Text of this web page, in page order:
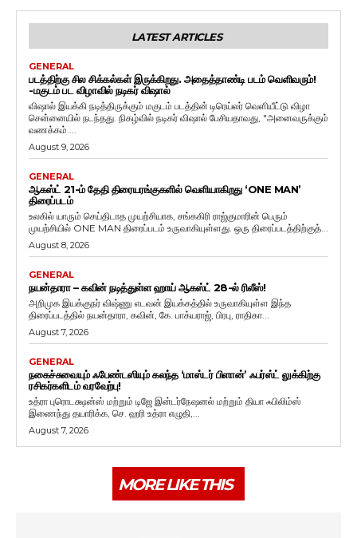
LATEST ARTICLES
GENERAL
படத்திற்கு சில சிக்கல்கள் இருக்கிறது. அதைத்தாண்டி படம் வெளிவரும்!
-மகுடம் பட விழாவில் நடிகர் விஷால்
விஷால் இயக்கி நடித்திருக்கும் மகுடம் படத்தின் டிரெய்லர் வெளியீட்டு விழா
சென்னையில் நடந்தது. நிகழ்வில் நடிகர் விஷால் பேசியதாவது, "அனைவருக்கும்
வணக்கம்....
August 9, 2026
GENERAL
ஆகஸ்ட் 21-ம் தேதி திரையரங்குகளில் வெளியாகிறது ‘ONE MAN’
திரைப்படம்
உலகில் யாரும் செய்திடாத முயற்சியாக, சங்ககிரி ராஜ்குமாரின் பெரும்
முயற்சியில் ONE MAN திரைப்படம் உருவாகியுள்ளது. ஒரு திரைப்படத்திற்குத்...
August 8, 2026
GENERAL
நயன்தாரா – கவின் நடித்துள்ள ஹாய் ஆகஸ்ட் 28-ல் ரிலீஸ்!
அறிமுக இயக்குநர் விஷ்ணு எடவன் இயக்கத்தில் உருவாகியுள்ள இந்த
திரைப்படத்தில் நயன்தாரா, கவின், கே. பாக்யராஜ், பிரபு, ராதிகா...
August 7, 2026
GENERAL
நகைச்சுவையும் ஃபேண்டஸியும் கலந்த ‘மாஸ்டர் பிளான்’ ஃபர்ஸ்ட் லுக்கிற்கு
ரசிகர்களிடம் வரவேற்பு!
உத்ரா புரொடக்ஷன்ஸ் மற்றும் டிஜே இன்டர்நேஷனல் மற்றும் தியா ஃபிலிம்ஸ்
இணைந்து தயாரிக்க, செ. ஹரி உத்ரா எழுதி,...
August 7, 2026
MORE LIKE THIS